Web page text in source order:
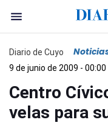
Diario de Cuyo
9 de junio de 2009 - 00:00
Centro
velas para